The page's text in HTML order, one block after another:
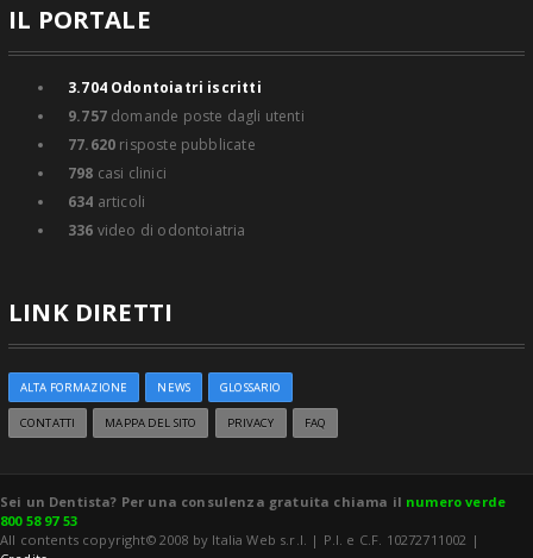
IL PORTALE
3.704Odontoiatri iscritti
9.757domande poste dagli utenti
77.620 risposte pubblicate
798 casi clinici
634 articoli
336 video di odontoiatria
LINK DIRETTI
ALTA FORMAZIONE NEWS GLOSSARIO
CONTATTI MAPPA DEL SITO PRIVACY FAQ
Sei un Dentista? Per una consulenza gratuita chiama il numero verde
800 58 97 53
All contents copyright© 2008 by Italia Web s.r.l. | P.I. e C.F. 10272711002 |